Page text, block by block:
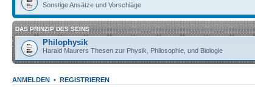
Sonstige Ansätze und Vorschläge
DAS PRINZIP DES SEINS
Philophysik
Harald Maurers Thesen zur Physik, Philosophie, und Biologie
ANMELDEN • REGISTRIEREN